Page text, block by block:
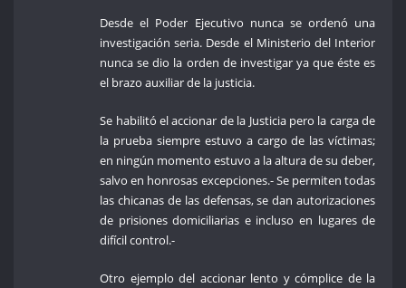
Desde el Poder Ejecutivo nunca se ordenó una
investigación seria. Desde el Ministerio del Interior
nunca se dio la orden de investigar ya que éste es
el brazo auxiliar de la justicia.
Se habilitó el accionar de la Justicia pero la carga de
la prueba siempre estuvo a cargo de las víctimas;
en ningún momento estuvo a la altura de su deber,
salvo en honrosas excepciones.- Se permiten todas
las chicanas de las defensas, se dan autorizaciones
de prisiones domiciliarias e incluso en lugares de
difícil control.-
Otro ejemplo del accionar lento y cómplice de la